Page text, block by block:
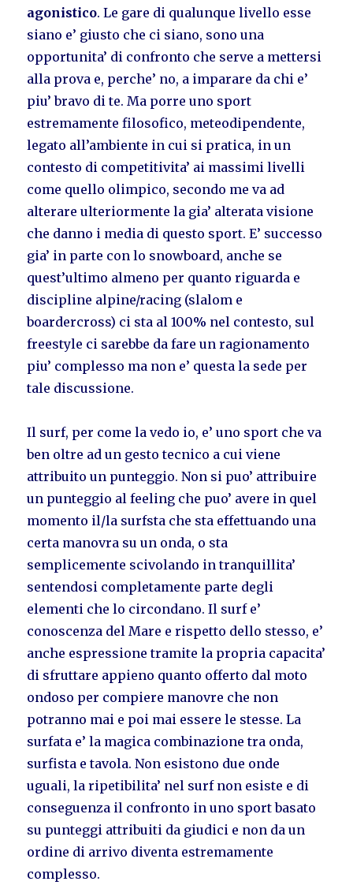
agonistico. Le gare di qualunque livello esse
siano e’ giusto che ci siano, sono una
opportunita’ di confronto che serve a mettersi
alla prova e, perche’ no, a imparare da chi e’
piu’ bravo di te. Ma porre uno sport
estremamente filosofico, meteodipendente,
legato all’ambiente in cui si pratica, in un
contesto di competitivita’ ai massimi livelli
come quello olimpico, secondo me va ad
alterare ulteriormente la gia’ alterata visione
che danno i media di questo sport. E’ successo
gia’ in parte con lo snowboard, anche se
quest’ultimo almeno per quanto riguarda e
discipline alpine/racing (slalom e
boardercross) ci sta al 100% nel contesto, sul
freestyle ci sarebbe da fare un ragionamento
piu’ complesso ma non e’ questa la sede per
tale discussione.
Il surf, per come la vedo io, e’ uno sport che va
ben oltre ad un gesto tecnico a cui viene
attribuito un punteggio. Non si puo’ attribuire
un punteggio al feeling che puo’ avere in quel
momento il/la surfsta che sta effettuando una
certa manovra su un onda, o sta
semplicemente scivolando in tranquillita’
sentendosi completamente parte degli
elementi che lo circondano. Il surf e’
conoscenza del Mare e rispetto dello stesso, e’
anche espressione tramite la propria capacita’
di sfruttare appieno quanto offerto dal moto
ondoso per compiere manovre che non
potranno mai e poi mai essere le stesse. La
surfata e’ la magica combinazione tra onda,
surfista e tavola. Non esistono due onde
uguali, la ripetibilita’ nel surf non esiste e di
conseguenza il confronto in uno sport basato
su punteggi attribuiti da giudici e non da un
ordine di arrivo diventa estremamente
complesso.